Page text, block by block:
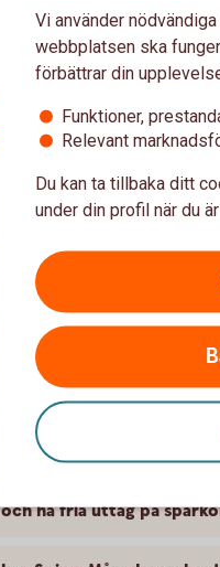
sparräntan”?
passar det?
att binda pengarna?
ha fria uttag på
Vi använder
webbplatsen ska
förbättrar din
Funktioner,
Relevant
Du kan ta tillbaka ditt
under din profil när du